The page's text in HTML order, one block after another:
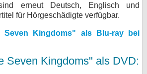
erneut Deutsch, Englisch und
für Hörgeschädigte verfügbar.
Kingdoms" als Blu-ray bei
Seven Kingdoms" als DVD: